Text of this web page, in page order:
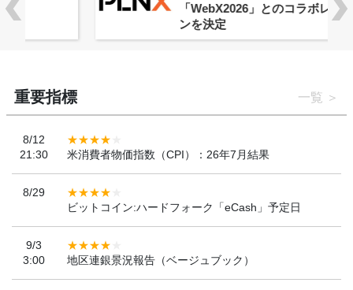
「WebX2026」とのコラボレーショ
重要指標 一覧
8/12
21:30
米消費者物価指数（CPI）：26年7月結果
8/29
ビットコイン:ハードフォーク「eCash」予定日
9/3
3:00
地区連銀景況報告（ベージュブック）